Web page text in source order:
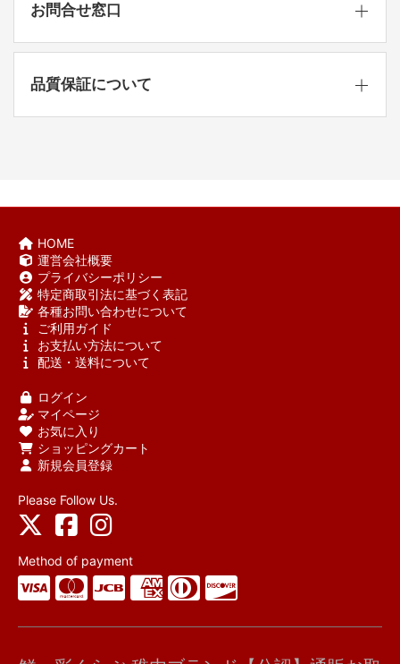
お問合せ窓口
品質保証について
HOME
運営会社概要
プライバシーポリシー
特定商取引法に基づく表記
各種お問い合わせについて
ご利用ガイド
お支払い方法について
配送・送料について
ログイン
マイページ
お気に入り
ショッピングカート
新規会員登録
Please Follow Us.
Method of payment